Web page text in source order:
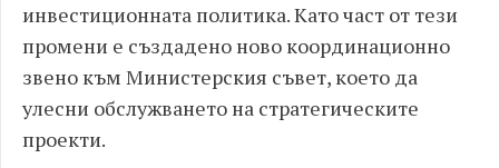
инвестиционната политика. Като част от тези
промени е създадено ново координационно
звено към Министерския съвет, което да
улесни обслужването на стратегическите
проекти.